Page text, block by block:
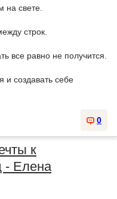
на свете.
строк.
все равно не получится.
и создавать себе
0
к
- Елена